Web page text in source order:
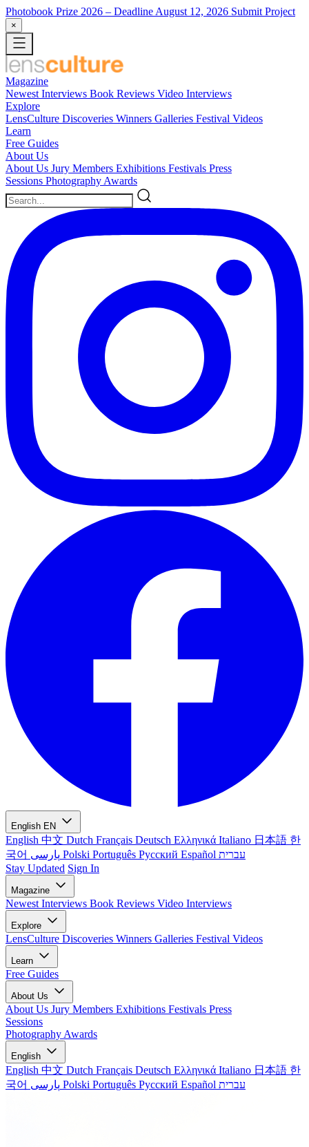
Photobook Prize 2026 – Deadline August 12, 2026 Submit Project
×
Magazine
Newest Interviews Book Reviews Video Interviews
Explore
LensCulture Discoveries Winners Galleries Festival Videos
Learn
Free Guides
About Us
About Us Jury Members Exhibitions Festivals Press
Sessions Photography Awards
English EN
English 中文 Dutch Français Deutsch Ελληνικά Italiano 日本語 한
국어
Polski Português Русский Español עברית
Stay Updated Sign In
Magazine
Newest Interviews Book Reviews Video Interviews
Explore
LensCulture Discoveries Winners Galleries Festival Videos
Learn
Free Guides
About Us
About Us Jury Members Exhibitions Festivals Press
Sessions
Photography Awards
English
English 中文 Dutch Français Deutsch Ελληνικά Italiano 日本語 한
국어
Polski Português Русский Español עברית